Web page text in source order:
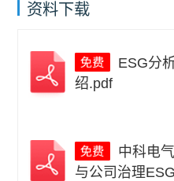
资料下载
绍.pdf
与公司治理